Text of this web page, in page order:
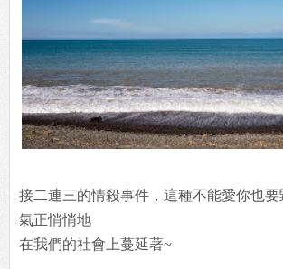
接二連三的情殺事件，這種不能愛你也要
氣正悄悄地
在我們的社會上蔓延著~